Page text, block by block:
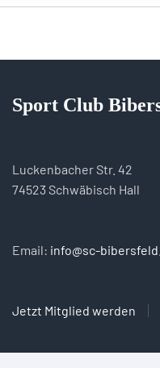
Sport Club
Luckenbacher Str. 42
74523 Schwäbisch Hall
Email: info@sc-
Jetzt Mitglied werden